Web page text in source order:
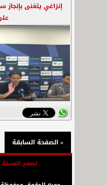
إنزاغي يتغنى
« الصفحة السابقة
تصفح النسخة